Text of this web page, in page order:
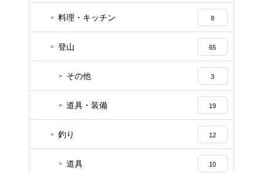
料理・キッチン 8
登山 65
その他 3
道具・装備 19
釣り 12
道具 10